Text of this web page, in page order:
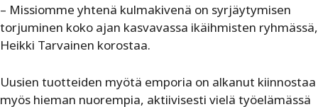
– Missiomme yhtenä kulmakivenä on syrjäytymisen
torjuminen koko ajan kasvavassa ikäihmisten ryhmässä,
Heikki Tarvainen korostaa.
Uusien tuotteiden myötä emporia on alkanut kiinnostaa
myös hieman nuorempia, aktiivisesti vielä työelämässä